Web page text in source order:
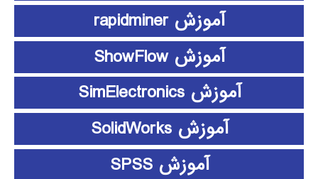
آموزش rapidminer
آموزش ShowFlow
آموزش SimElectronics
آموزش SolidWorks
آموزش SPSS